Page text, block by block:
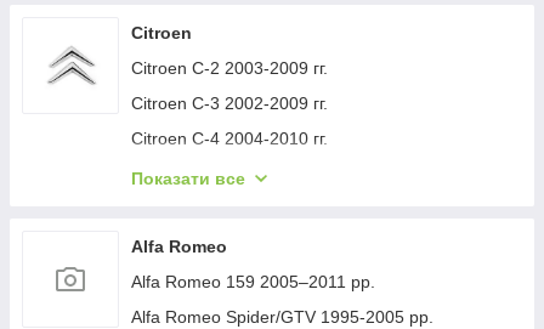
Citroen
Citroen C-2 2003-2009 гг.
Citroen C-3 2002-2009 гг.
Citroen C-4 2004-2010 гг.
Citroen C-1 2005-2014 гг.
Citroen C-4 Picasso 2006-2013 гг.
Citroen Nemo 2007-2017 гг.
Citroen Berlingo 1996-2008 гг.
Показати все
Alfa Romeo
Alfa Romeo 159 2005–2011 рр.
Alfa Romeo Spider/GTV 1995-2005 рр.